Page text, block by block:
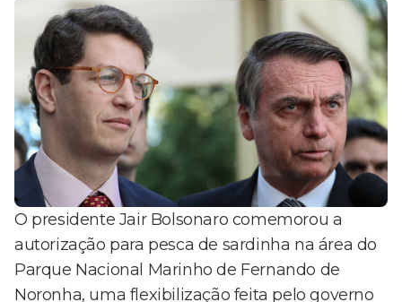
O presidente Jair Bolsonaro comemorou a
autorização para pesca de sardinha na área do
Parque Nacional Marinho de Fernando de
Noronha, uma flexibilização feita pelo governo